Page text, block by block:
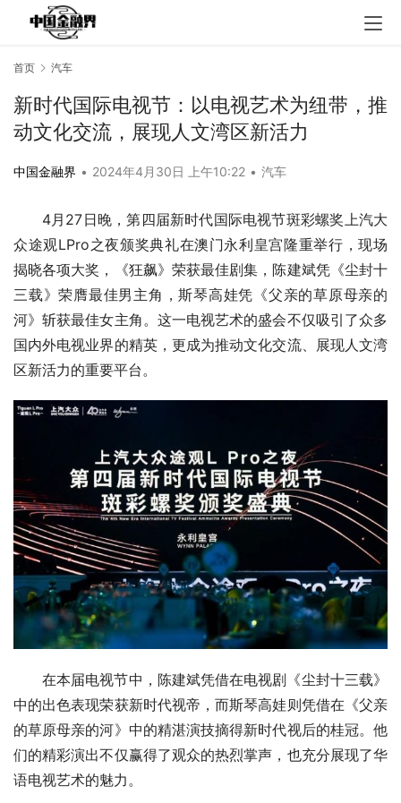
首页 汽车
新时代国际电视节：以电视艺术为纽带，推
动文化交流，展现人文湾区新活力
中国金融界 • 2024年4月30日 上午10:22 • 汽车
4月27日晚，第四届新时代国际电视节斑彩螺奖上汽大
众途观LPro之夜颁奖典礼在澳门永利皇宫隆重举行，现场
揭晓各项大奖，《狂飙》荣获最佳剧集，陈建斌凭《尘封十
三载》荣膺最佳男主角，斯琴高娃凭《父亲的草原母亲的
河》斩获最佳女主角。这一电视艺术的盛会不仅吸引了众多
国内外电视业界的精英，更成为推动文化交流、展现人文湾
区新活力的重要平台。
在本届电视节中，陈建斌凭借在电视剧《尘封十三载》
中的出色表现荣获新时代视帝，而斯琴高娃则凭借在《父亲
的草原母亲的河》中的精湛演技摘得新时代视后的桂冠。他
们的精彩演出不仅赢得了观众的热烈掌声，也充分展现了华
语电视艺术的魅力。